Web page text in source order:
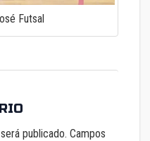
Futsal
publicado. Campos